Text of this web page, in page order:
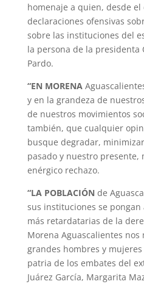
homenaje a quien, desde
declaraciones ofensivas
sobre las instituciones del
la persona de la presidenta
Pardo.
“EN MORENA
y en la grandeza de
de nuestros movimientos
también, que cualquier
busque degradar,
pasado y nuestro presente,
enérgico rechazo.
“LA POBLACIÓN de
sus instituciones se pongan
más retardatarias de la
Morena Aguascalientes nos
grandes hombres y
patria de los embates del
Juárez García, Margarita